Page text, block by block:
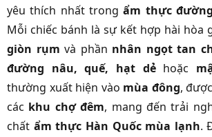
yêu thích nhất trongẩm thực
Mỗi chiếc bánh là sự kết hợp hài hòa
giòn rụm và phần nhân ngọt tan
đường nâu, quế, hạt dẻhoặc
thường xuất hiện vào mùa đông,
các khu chợ đêm, mang đến trải
chất ẩm thực Hàn Quốc mùa lạnh.